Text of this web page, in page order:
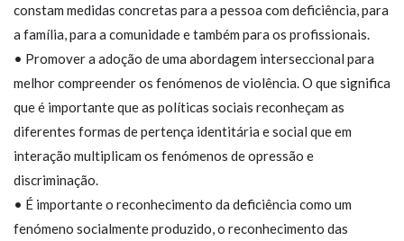
constam medidas concretas para a pessoa com deficiência, para
a família, para a comunidade e também para os profissionais.
• Promover a adoção de uma abordagem interseccional para
melhor compreender os fenómenos de violência. O que significa
que é importante que as políticas sociais reconheçam as
diferentes formas de pertença identitária e social que em
interação multiplicam os fenómenos de opressão e
discriminação.
• É importante o reconhecimento da deficiência como um
fenómeno socialmente produzido, o reconhecimento das